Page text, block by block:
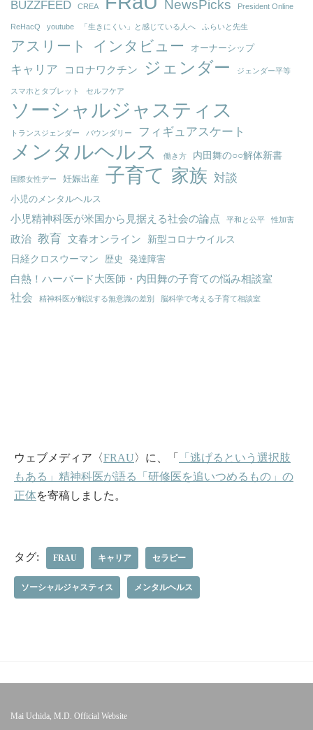
BUZZFEED CREA NewsPicks President Online
ReHacQ youtube 「生きにくい」と感じている人へ ふらいと先生
アスリート インタビュー オーナーシップ
キャリア コロナワクチン ジェンダー ジェンダー平等
スマホとタブレット セルフケア
ソーシャルジャスティス
トランスジェンダー バウンダリー フィギュアスケート
メンタルヘルス 働き方 内田舞の○○解体新書
国際女性デー 妊娠出産 子育て 家族 対談
小児のメンタルヘルス
小児精神科医が米国から見据える社会の論点 平和と公平 性加害
政治 教育 文春オンライン
新型コロナウイルス
日経クロスウーマン
歴史 発達障害
白熱！ハーバード大医師・内田舞の子育ての悩み相談室
社会 精神科医が解説する無意識の差別 脳科学で考える子育て相談室
ウェブメディア〈FRAU〉に、「
「逃げるという選択肢
もある」精神科医が語る「研修医を追いつめるもの」の
正体を寄稿しました。
タグ: FRAU キャリア セラピー
ソーシャルジャスティス メンタルヘルス
Mai Uchida, M.D. Official Website